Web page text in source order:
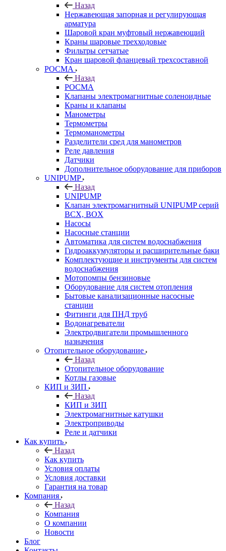
Назад
Нержавеющая запорная и регулирующая
арматура
Шаровой кран муфтовый нержавеющий
Краны шаровые трехходовые
Фильтры сетчатые
Кран шаровой фланцевый трехсоставной
РОСМА
Назад
РОСМА
Клапаны электромагнитные соленоидные
Краны и клапаны
Манометры
Термометры
Термоманометры
Разделители сред для манометров
Реле давления
Датчики
Дополнительное оборудование для приборов
UNIPUMP
Назад
UNIPUMP
Клапан электромагнитный UNIPUMP серий
BCX, BOX
Насосы
Насосные станции
Автоматика для систем водоснабжения
Гидроаккумуляторы и расширительные баки
Комплектующие и инструменты для систем
водоснабжения
Мотопомпы бензиновые
Оборудование для систем отопления
Бытовые канализационные насосные
станции
Фитинги для ПНД труб
Водонагреватели
Электродвигатели промышленного
назначения
Отопительное оборудование
Назад
Отопительное оборудование
Котлы газовые
КИП и ЗИП
Назад
КИП и ЗИП
Электромагнитные катушки
Электроприводы
Реле и датчики
Как купить
Назад
Как купить
Условия оплаты
Условия доставки
Гарантия на товар
Компания
Назад
Компания
О компании
Новости
Блог